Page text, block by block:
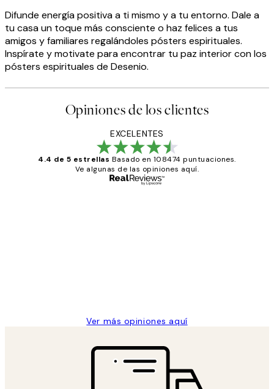
Difunde energía positiva a ti mismo y a tu entorno. Dale a
tu casa un toque más consciente o haz felices a tus
amigos y familiares regalándoles pósters espirituales.
Inspírate y motivate para encontrar tu paz interior con los
pósters espirituales de Desenio.
Opiniones de los clientes
EXCELENTES
4.4 de 5 estrellas Basado en 108474 puntuaciones.
Ve algunas de las opiniones aquí.
Ver más opiniones aquí